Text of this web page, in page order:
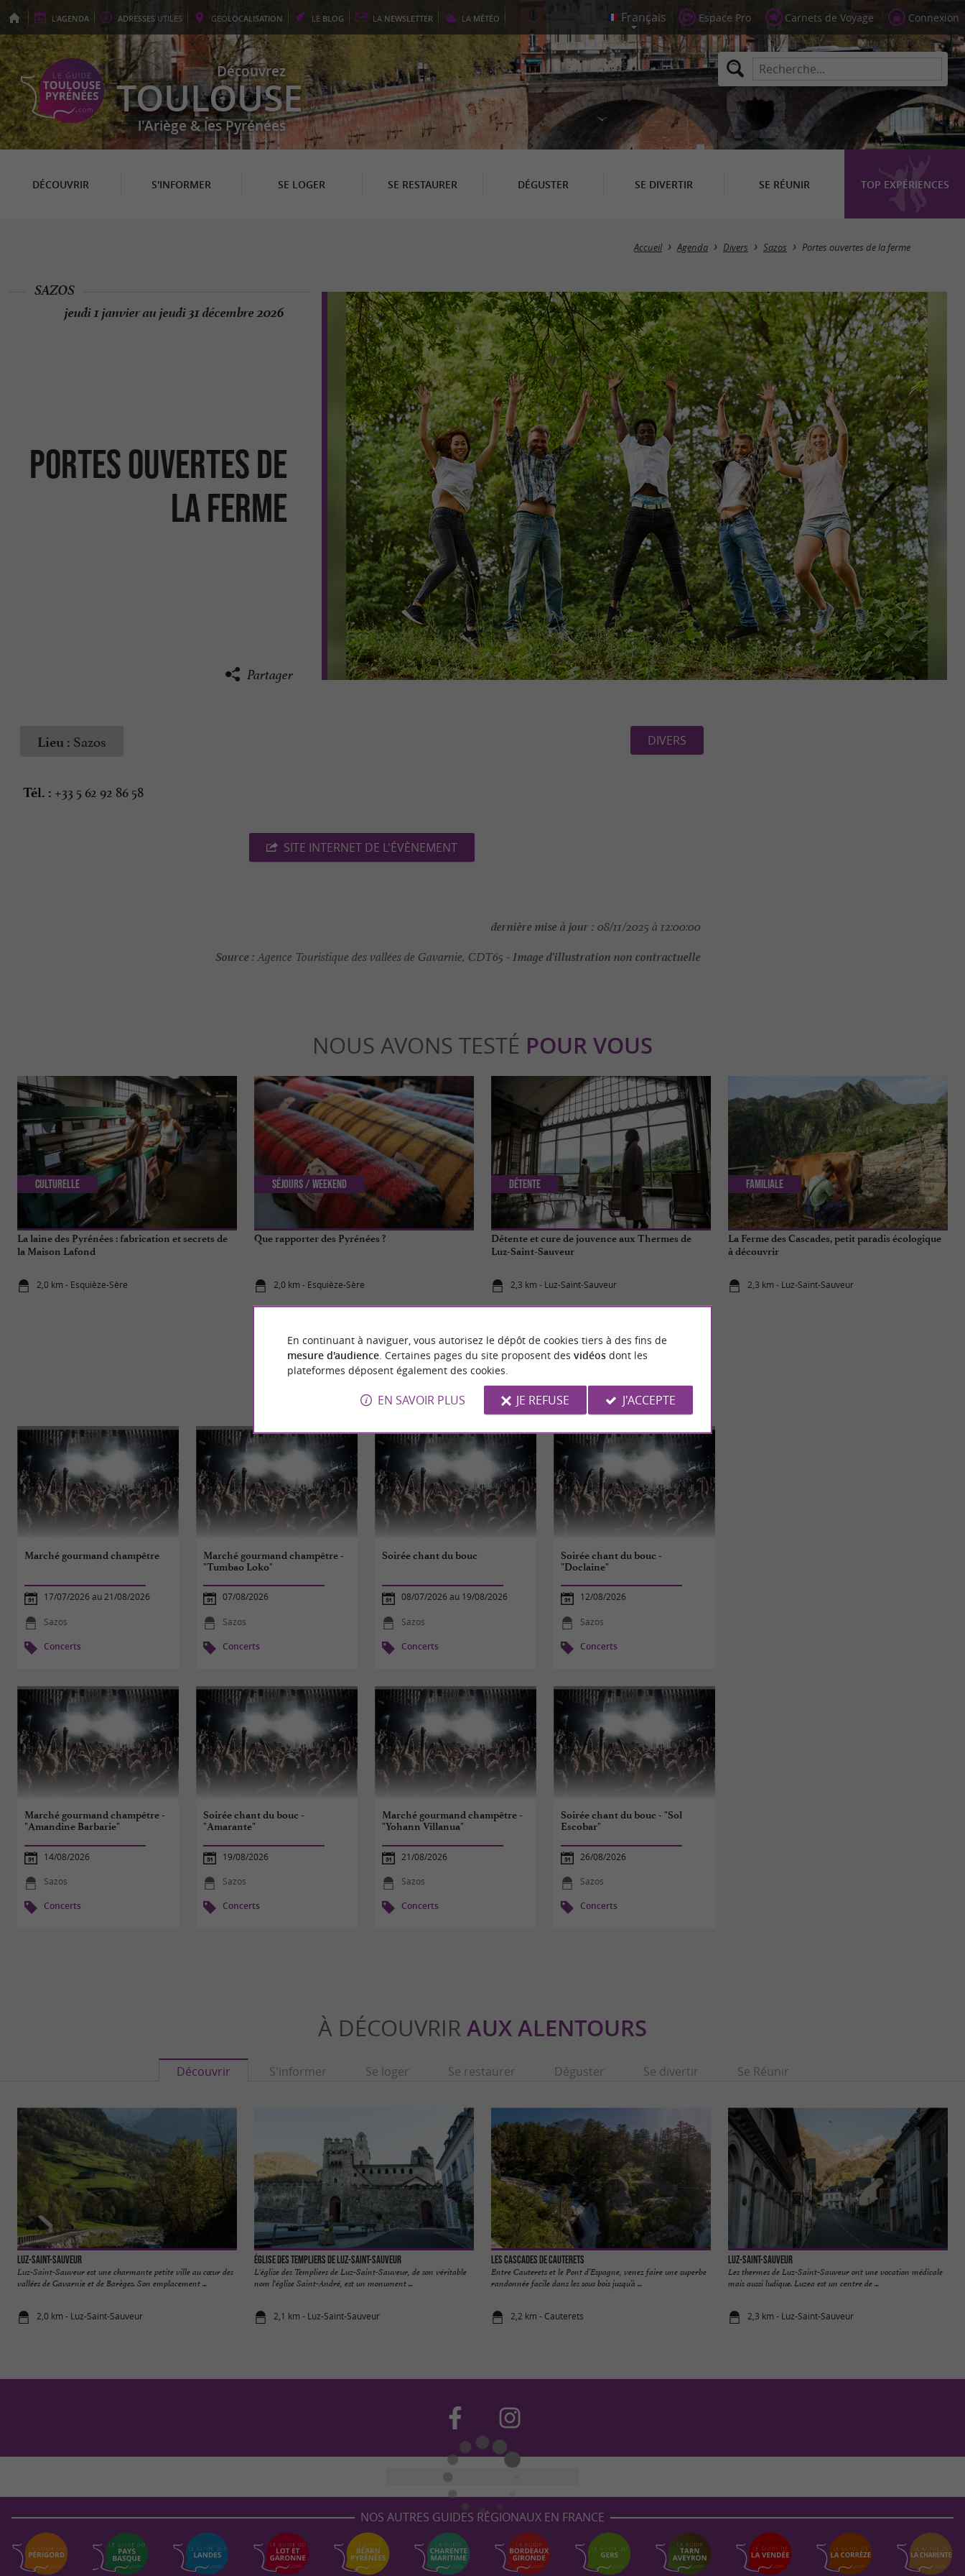
L'AGENDA ADRESSES UTILES GEOLOCALISATION LE BLOG LA NEWSLETTER LA MÉTÉO Espace Pro Carnets de Voyage Connexion
Découvrez
TOULOUSE
l'Ariège & les Pyrénées
DÉCOUVRIR S'INFORMER SE LOGER SE RESTAURER DÉGUSTER SE DIVERTIR SE RÉUNIR TOP EXPÉRIENCES
Accueil Agenda Divers Sazos Portes ouvertes de la ferme
Portes ouvertes de
la ferme
SAZOS
jeudi 1 janvier au jeudi 31 décembre 2026
Partager
Lieu : Sazos DIVERS
Tél. : +33 5 62 92 86 58
SITE INTERNET DE L'ÉVÈNEMENT
dernière mise à jour : 08/11/2025 à 12:00:00
Source :Agence Touristique des vallées de Gavarnie, CDT65 -Image d'illustration non contractuelle
NOUS AVONS TESTÉ POUR VOUS
La laine des Pyrénées : fabrication et secrets de
la Maison Lafond
2,0 km - Esquièze-Sère
Culturelle
Que rapporter des Pyrénées ?
2,0 km - Esquièze-Sère
Séjours / Weekend
Détente et cure de jouvence aux Thermes de
Luz-Saint-Sauveur
2,3 km - Luz-Saint-Sauveur
Détente
La Ferme des Cascades, petit paradis écologique
à découvrir
2,3 km - Luz-Saint-Sauveur
Familiale
ÉVÈNEMENTSÀ SAZOS
Marché gourmand champêtre
17/07/2026 au 21/08/2026
Sazos
Concerts
Marché gourmand champêtre -
"Tumbao Loko"
07/08/2026
Sazos
Concerts
Soirée chant du bouc
08/07/2026 au 19/08/2026
Sazos
Concerts
Soirée chant du bouc -
"Doclaine"
12/08/2026
Sazos
Concerts
Marché gourmand champêtre -
"Amandine Barbarie"
14/08/2026
Sazos
Concerts
Soirée chant du bouc -
"Amarante"
19/08/2026
Sazos
Concerts
Marché gourmand champêtre -
"Yohann Villanua"
21/08/2026
Sazos
Concerts
Soirée chant du bouc - "Sol
Escobar"
26/08/2026
Sazos
Concerts
À DÉCOUVRIR AUX ALENTOURS
Découvrir S'informer Se loger Se restaurer Déguster Se divertir Se Réunir
Luz-Saint-Sauveur
Luz-Saint-Sauveur est une charmante petite ville au cœur des
vallées de Gavarnie et de Barèges. Son emplacement ...
2,0 km - Luz-Saint-Sauveur
Église des Templiers de Luz-Saint-Sauveur
L'église des Templiers de Luz-Saint-Sauveur, de son véritable
nom l'église Saint-André, est un monument ...
2,1 km - Luz-Saint-Sauveur
Les Cascades de Cauterets
Entre Cauterets et le Pont d’Espagne, venez faire une superbe
randonnée facile dans les sous bois jusqu’à ...
2,2 km - Cauterets
Luz-Saint-Sauveur
Les thermes de Luz-Saint-Sauveur ont une vocation médicale
mais aussi ludique. Luzea est un centre de ...
2,3 km - Luz-Saint-Sauveur
NOS AUTRES GUIDES RÉGIONAUX EN FRANCE
En continuant à naviguer, vous autorisez le dépôt de cookies tiers à des fins de
mesure d'audience. Certaines pages du site proposent des vidéosdont les
plateformes déposent également des cookies.
EN SAVOIR PLUS JE REFUSE J'ACCEPTE